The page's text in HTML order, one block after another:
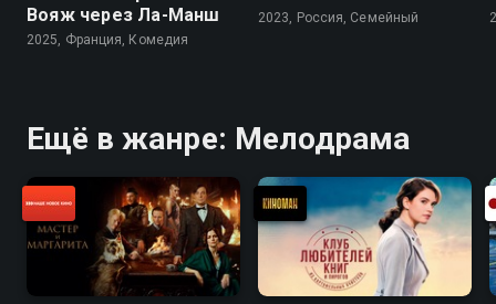
Вояж через Ла-Манш
2025, Франция, Комедия
2023, Россия, Cемейный
Ещё в жанре: Мелодрама